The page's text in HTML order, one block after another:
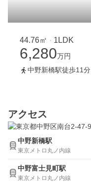
44.76㎡ ・ 1LDK
6,280万円
中野新橋駅徒歩11分
アクセス
中野新橋駅
東京メトロ丸ノ内線
中野富士見町駅
東京メトロ丸ノ内線